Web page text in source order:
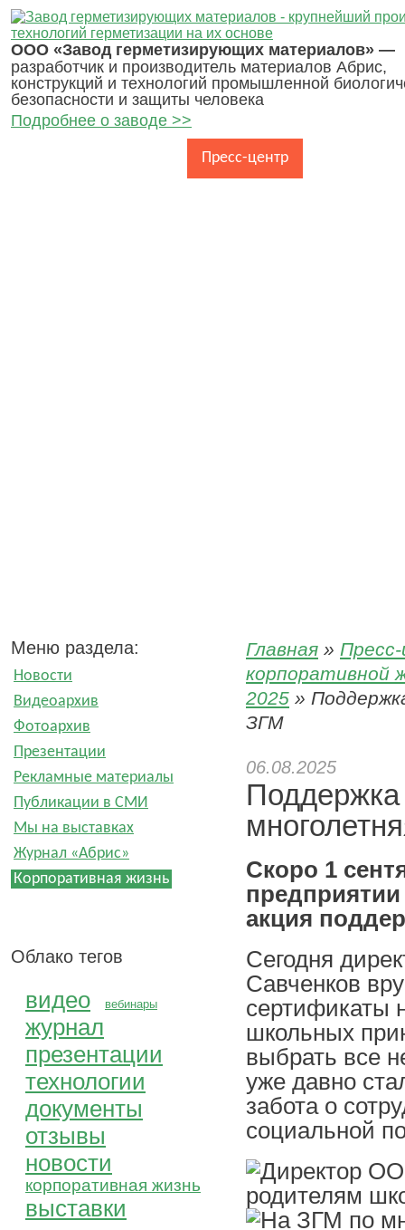
ООО «Завод герметизирующих материалов» —
разработчик и производитель материалов Абрис,
конструкций и технологий промышленной
безопасности и защиты человека
Подробнее о заводе >>
Пресс-центр
Меню раздела:
Новости
Видеоархив
Фотоархив
Презентации
Рекламные материалы
Публикации в СМИ
Мы на выставках
Журнал «Абрис»
Корпоративная жизнь
Облако тегов
видео вебинары
журнал
презентации
технологии
документы
отзывы
новости
корпоративная жизнь
выставки
Главная »
корпоративной
2025 »
ЗГМ
06.08.2025
Скоро 1
акция
Сегодня
Савченков
сертификаты
школьных
выбрать все
уже давно
забота о
социальной